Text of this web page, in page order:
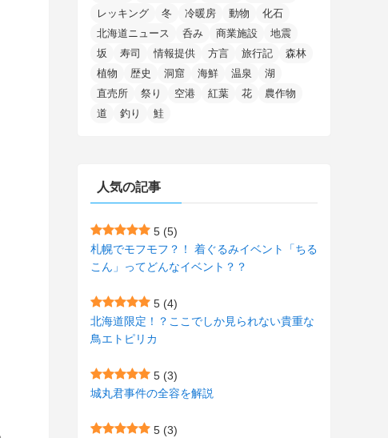
(21)
(4)
(2)
(1)
(7)
(10)
(2)
(72)
(5)
(15)
(9)
(11)
(3)
(15)
(4)
(5)
(5)
(11)
(2)
(43)
(5)
(1)
(8)
(5)
(4)
(1)
(1)
(3)
(1)
(11)
(12)
(4)
(2)
(3)
(3)
(24)
(3)
(12)
(4)
(27)
(6)
(2)
(1)
(5)
(10)(1)
(4)
レッキング
冬 冷暖房 動物
化石
北海道ニュース
呑み 商業施設
地震
坂
寿司 情報提供 方言 旅行記
森林
植物
歴史 洞窟 海鮮 温泉
湖
直売所
祭り 空港 紅葉 花
農作物
道
釣り 鮭
人気の記事
5 (5)
札幌でモフモフ？！ 着ぐるみイベント「ちる
こん」ってどんなイベント？？
5 (4)
北海道限定！？ここでしか見られない貴重な
鳥エトピリカ
5 (3)
城丸君事件の全容を解説
5 (3)